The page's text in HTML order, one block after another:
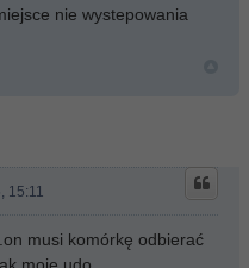
nie wystepowania
15:11
musi komórkę odbierać